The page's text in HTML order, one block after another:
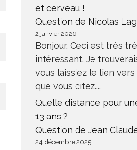
et cerveau !
Question de Nicolas
2 janvier 2026
Bonjour. Ceci est très
intéressant. Je
vous laissiez le lien
que vous citez....
Quelle distance pour
13 ans ?
Question de Jean
24 décembre 2025